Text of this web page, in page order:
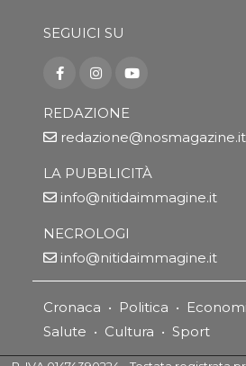
SEGUICI SU
REDAZIONE
redazione@nosmagazine.it
LA PUBBLICITÀ
info@nitidaimmagine.it
NECROLOGI
info@nitidaimmagine.it
Cronaca • Politica •
Salute • Cultura • Sport